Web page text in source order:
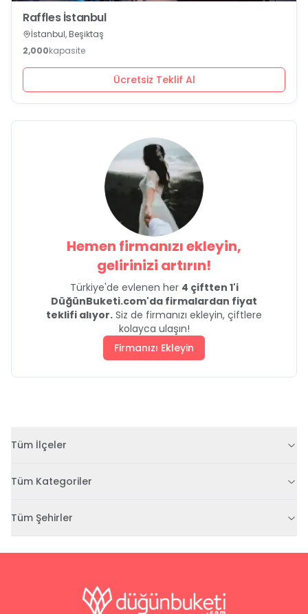
Raffles İstanbul
İstanbul, Beşiktaş
2,000kapasite
Ücretsiz Teklif Al
Hemen firmanızı ekleyin,
gelirinizi artırın!
Türkiye'de evlenen her 4 çiftten 1'i
DüğünBuketi.com'da firmalardan fiyat
teklifi alıyor. Siz de firmanızı ekleyin, çiftlere
kolayca ulaşın!
Firmanızı Ekleyin
Tüm İlçeler
Tüm Kategoriler
Tüm Şehirler